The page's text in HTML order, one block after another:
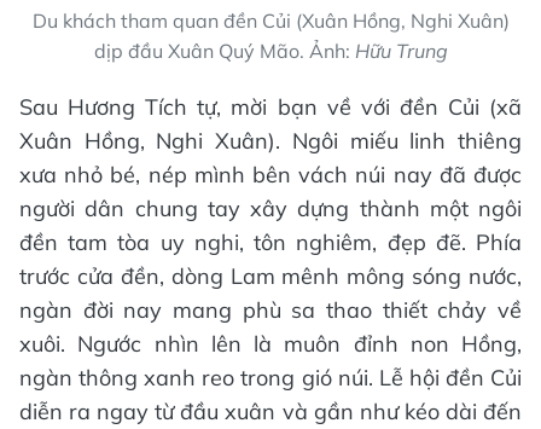
Du khách tham quan đền Củi (Xuân Hồng, Nghi Xuân)
dịp đầu Xuân Quý Mão. Ảnh: Hữu Trung
Sau Hương Tích tự, mời bạn về với đền Củi (xã
Xuân Hồng, Nghi Xuân). Ngôi miếu linh thiêng
xưa nhỏ bé, nép mình bên vách núi nay đã được
người dân chung tay xây dựng thành một ngôi
đền tam tòa uy nghi, tôn nghiêm, đẹp đẽ. Phía
trước cửa đền, dòng Lam mênh mông sóng nước,
ngàn đời nay mang phù sa thao thiết chảy về
xuôi. Ngước nhìn lên là muôn đỉnh non Hồng,
ngàn thông xanh reo trong gió núi. Lễ hội đền Củi
diễn ra ngay từ đầu xuân và gần như kéo dài đến